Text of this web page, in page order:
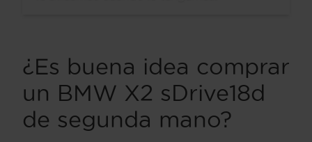
¿Es buena idea comprar
un BMW X2 sDrive18d
de segunda mano?